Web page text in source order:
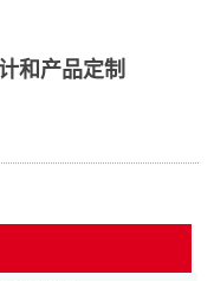
和产品定制